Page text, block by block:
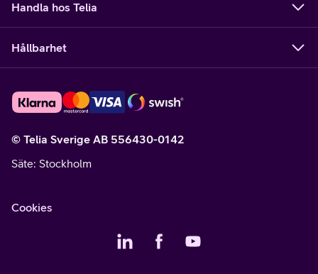
Handla hos Telia
Hållbarhet
© Telia Sverige AB 556430-0142
Säte: Stockholm
Cookies